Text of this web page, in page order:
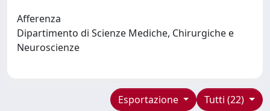
Afferenza
Dipartimento di Scienze Mediche, Chirurgiche e
Neuroscienze
Tutti (22)
Esportazione